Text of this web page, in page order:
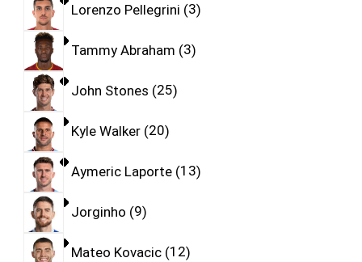
Lorenzo Pellegrini 3
Tammy Abraham 3
John Stones 25
Kyle Walker 20
Aymeric Laporte 13
Jorginho 9
Mateo Kovacic 12